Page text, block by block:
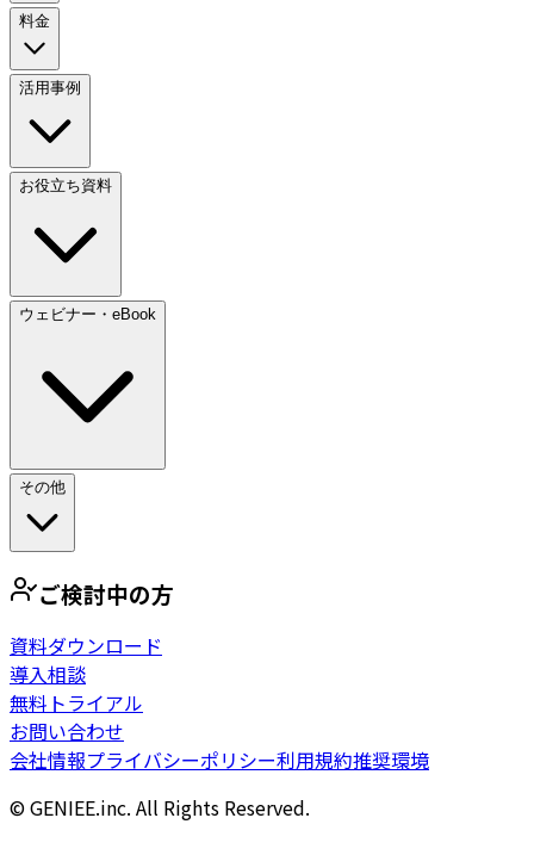
料金
活用事例
お役立ち資料
ウェビナー・eBook
その他
ご検討中の方
資料ダウンロード
導入相談
無料トライアル
お問い合わせ
会社情報プライバシーポリシー利用規約推奨環境
© GENIEE.inc. All Rights Reserved.